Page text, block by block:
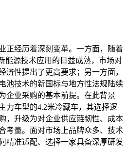
正经历着深刻变革。一方面，随着
能源技术应用的日益成熟，市场对
济性提出了更高要求；另一方面，
池技术的新国标与地方性法规陆续
企业采购的基本前提。在此背景
力车型的4.2米冷藏车，其选择逻
，升级为对企业供应链韧性、成本
考量。面对市场上品牌众多、技术
精准适配、选择一家具备深厚研发